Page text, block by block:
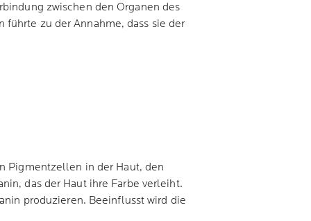
zwischen den Organen des
zu der Annahme, dass sie der
Pigmentzellen in der Haut, den
das der Haut ihre Farbe verleiht.
produzieren. Beeinflusst wird die